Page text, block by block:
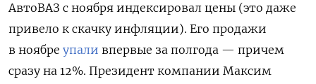
АвтоВАЗ с ноября индексировал цены (это даже
привело к скачку инфляции). Его продажи
в ноябре упали впервые за полгода — причем
сразу на 12%. Президент компании Максим